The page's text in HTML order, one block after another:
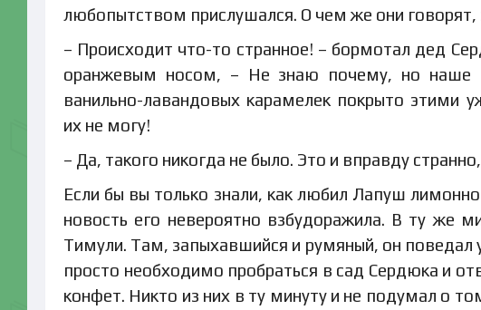
любопытством прислушался. О чем же они говорят,
– Происходит что-то странное! – бормотал дед
оранжевым носом, – Не знаю почему, но наше
ванильно-лавандовых карамелек покрыто этими
их не могу!
– Да, такого никогда не было. Это и вправду
Если бы вы только знали, как любил Лапуш
новость его невероятно взбудоражила. В ту же
Тимули. Там, запыхавшийся и румяный, он
просто необходимо пробраться в сад Сердюка и
конфет. Никто из них в ту минуту и не подумал о